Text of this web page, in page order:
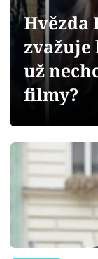
Videa
Sledujte
Sledujte nás
Hvězda
zvažuje
už
filmy?